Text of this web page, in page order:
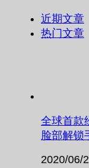
近期文章
热门文章
全球首款
脸部解锁
2020/06/